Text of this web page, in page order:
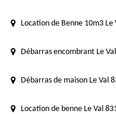
Location de Benne 10m3 Le
Débarras encombrant Le
Débarras de maison Le Val
Location de benne Le Val